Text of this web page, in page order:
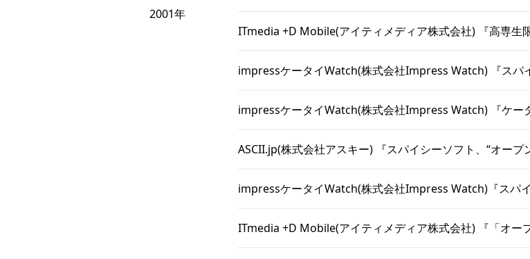
2001年
ITmedia +D Mobile(アイティメディア株式会社) 『高専生
impressケータイWatch(株式会社Impress Watch) 『スパ
impressケータイWatch(株式会社Impress Watch) 『ケー
ASCII.jp(株式会社アスキー) 『スパイシーソフト、“オープ
impressケータイWatch(株式会社Impress Watch)『スパ
ITmedia +D Mobile(アイティメディア株式会社) 『「オー